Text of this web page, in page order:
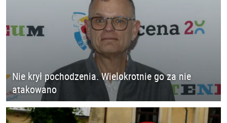
Nie krył pochodzenia. Wielokrotnie go za nie
atakowano